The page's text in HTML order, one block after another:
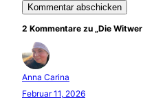
2 Kommentare zu „Die
Anna Carina
Februar 11, 2026